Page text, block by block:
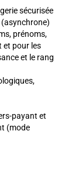
sécurisée
prénoms,
et pour les
et le rang
payant et
(mode